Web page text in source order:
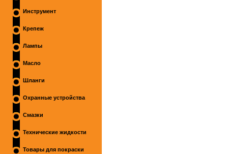
Инструмент
Крепеж
Лампы
Масло
Шланги
Охранные устройства
Смазки
Технические жидкости
Товары для покраски